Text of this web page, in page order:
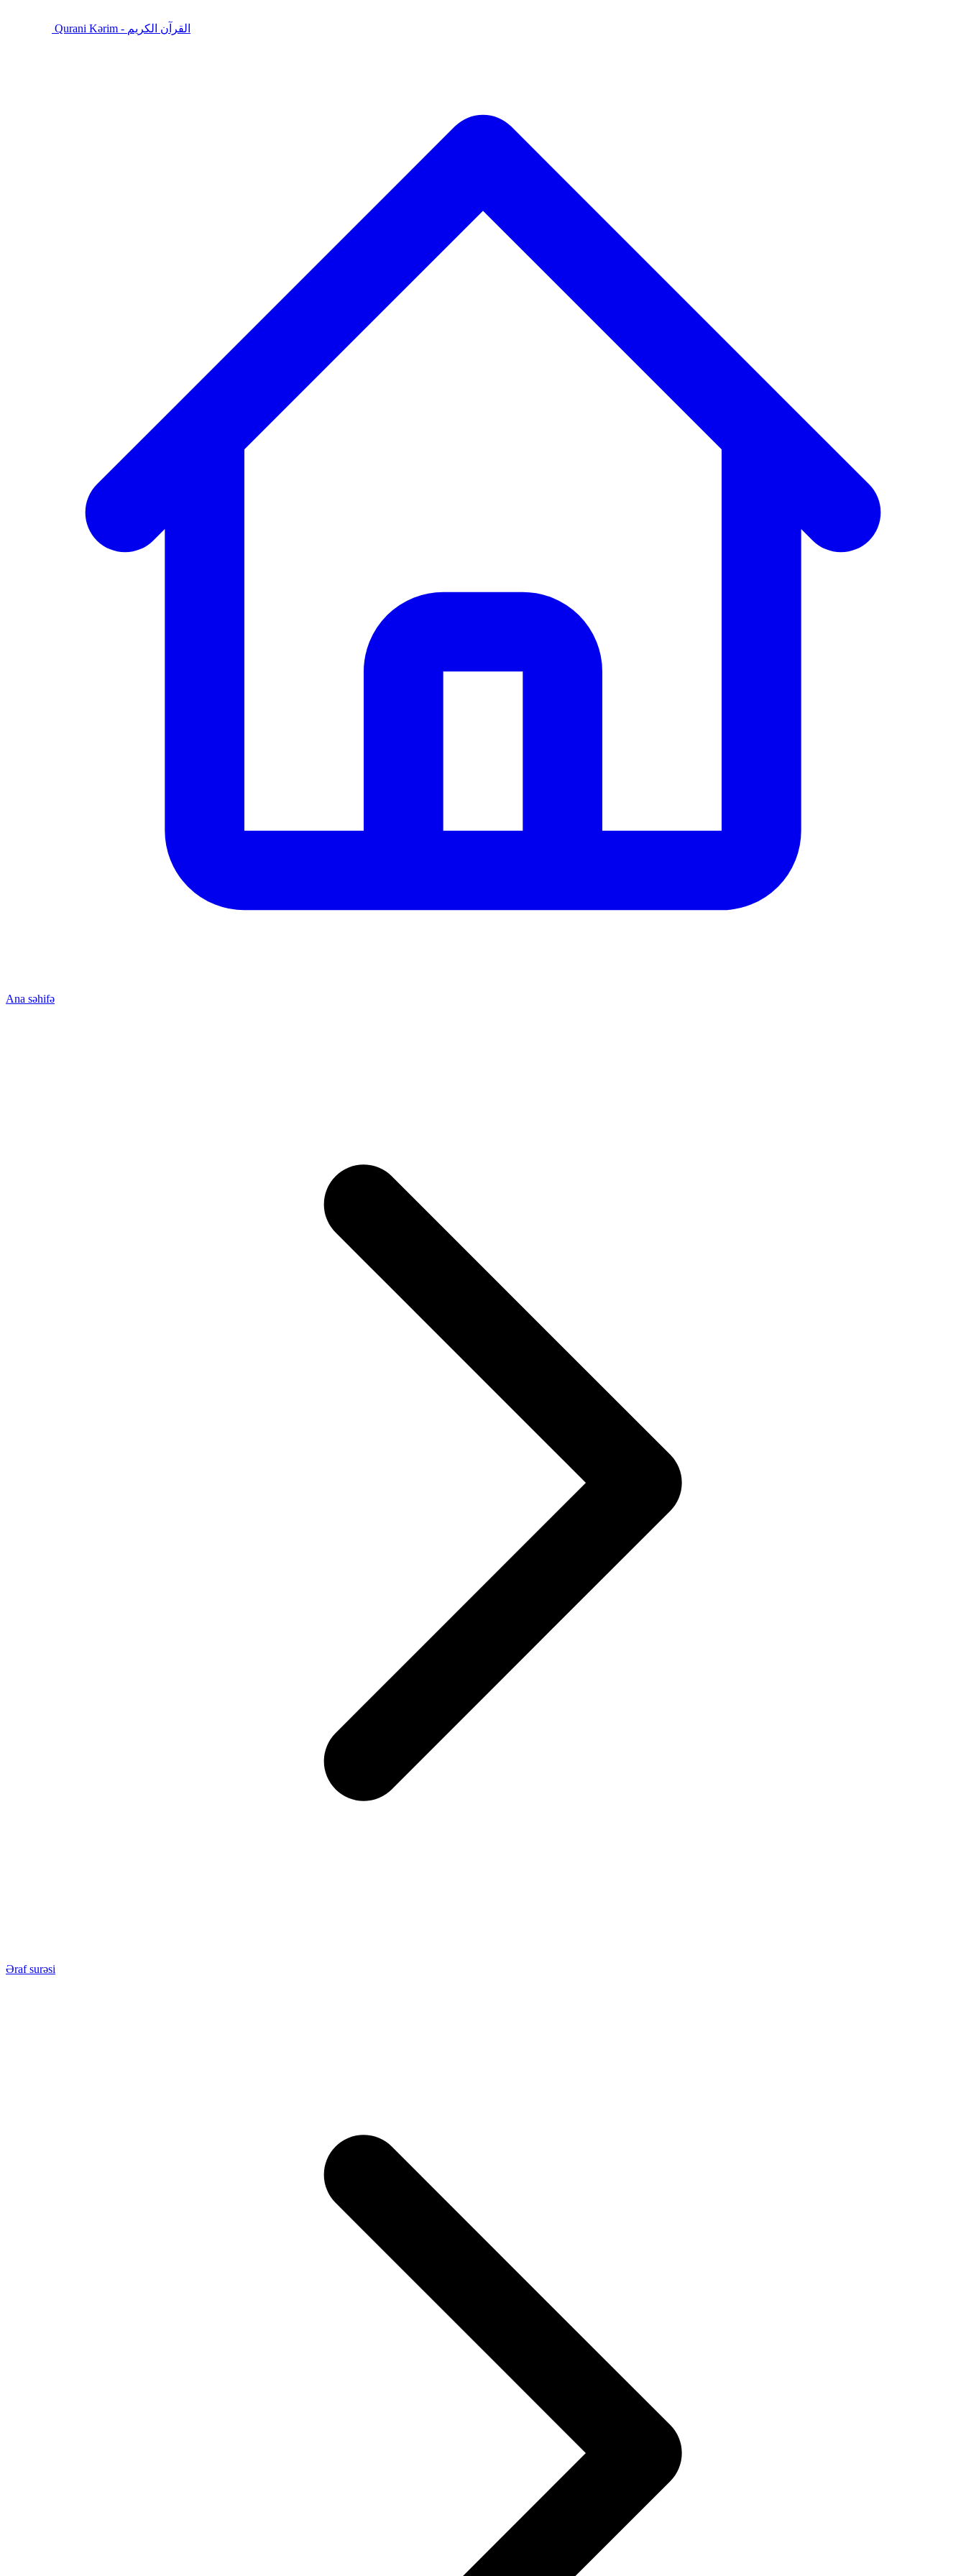
Qurani Kərim - القرآن الكريم
Ana səhifə
Əraf surəsi